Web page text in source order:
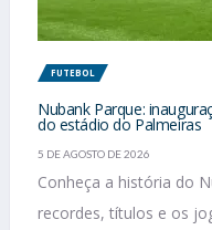
FUTEBOL
Nubank Parque:
do estádio do Palmeiras
5 DE AGOSTO DE 2026
Conheça a história do
recordes, títulos e os